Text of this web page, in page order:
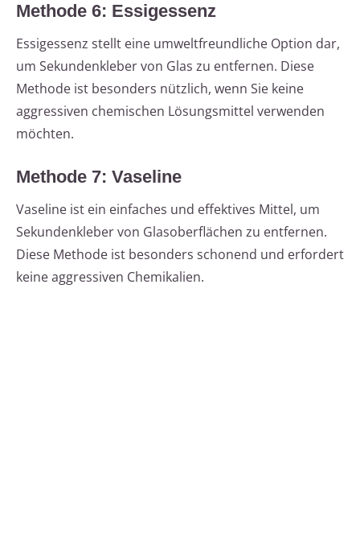
Methode 6: Essigessenz
Essigessenz stellt eine umweltfreundliche Option dar,
um Sekundenkleber von Glas zu entfernen. Diese
Methode ist besonders nützlich, wenn Sie keine
aggressiven chemischen Lösungsmittel verwenden
möchten.
Methode 7: Vaseline
Vaseline ist ein einfaches und effektives Mittel, um
Sekundenkleber von Glasoberflächen zu entfernen.
Diese Methode ist besonders schonend und erfordert
keine aggressiven Chemikalien.